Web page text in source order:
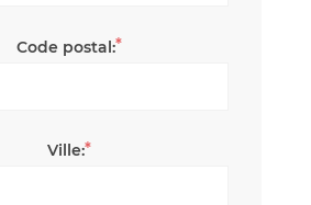
Code postal:*
Ville:*